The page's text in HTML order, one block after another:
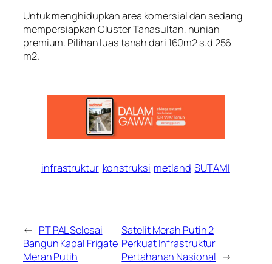
Untuk menghidupkan area komersial dan sedang
mempersiapkan Cluster Tanasultan, hunian
premium. Pilihan luas tanah dari 160m2 s.d 256
m2.
infrastruktur konstruksi metland SUTAMI
← PT PAL Selesai
Bangun Kapal Frigate
Merah Putih
Satelit Merah Putih 2
Perkuat Infrastruktur
Pertahanan Nasional →